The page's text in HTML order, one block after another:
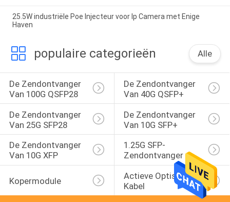
25.5W industriële Poe Injecteur voor Ip Camera met Enige
Haven
populaire categorieën Alle
De Zendontvanger
Van 100G QSFP28
De Zendontvanger
Van 40G QSFP+
De Zendontvanger
Van 25G SFP28
De Zendontvanger
Van 10G SFP+
De Zendontvanger
Van 10G XFP
1.25G SFP-
Zendontvanger
Kopermodule
Actieve Optische
Kabel